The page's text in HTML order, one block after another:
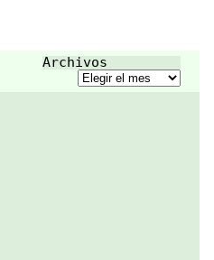
Archivos
Archivos